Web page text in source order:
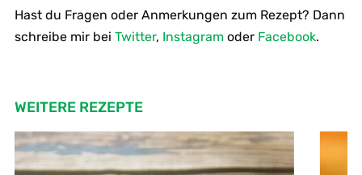
Hast du Fragen oder Anmerkungen zum Rezept? Dann
schreibe mir bei Twitter, Instagramoder Facebook.
WEITERE REZEPTE